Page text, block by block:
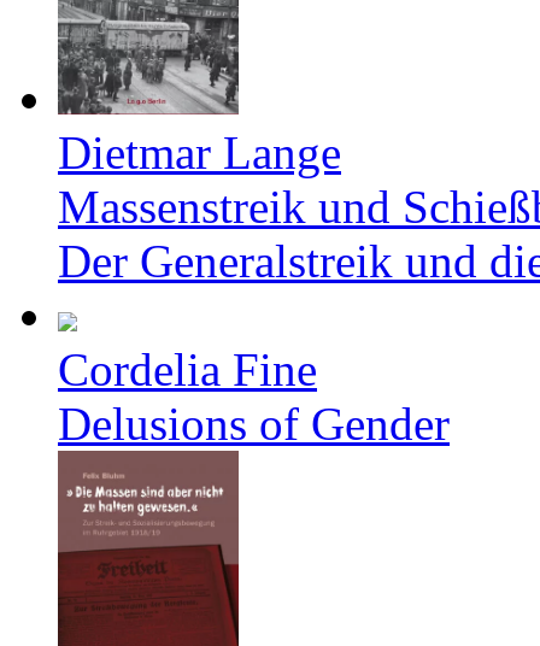
Dietmar Lange
Massenstreik und
Der Generalstreik und
Cordelia Fine
Delusions of Gender